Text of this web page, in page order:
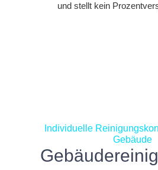
und stellt kein
Individuelle
Gebäude